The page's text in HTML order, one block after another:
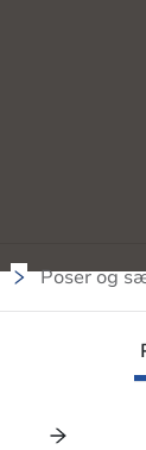
Poser og